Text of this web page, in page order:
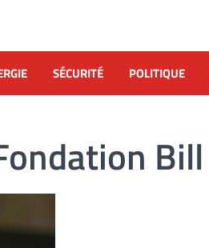
SÉCURITÉ POLITIQUE
Bill